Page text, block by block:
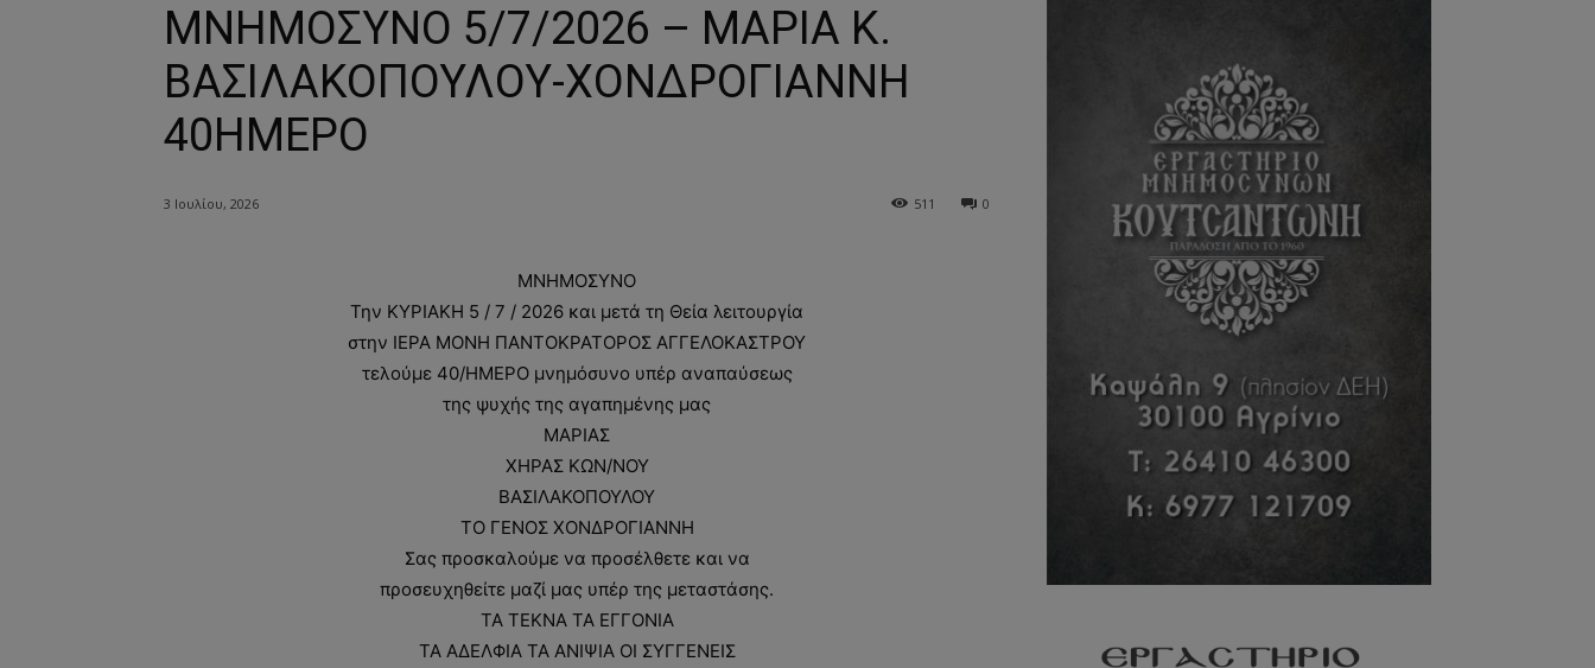
ΜΝΗΜΟΣΥΝΟ 5/7/2026 – ΜΑΡΙΑ Κ.
ΒΑΣΙΛΑΚΟΠΟΥΛΟΥ-ΧΟΝΔΡΟΓΙΑΝΝΗ
40ΗΜΕΡΟ
3 Ιουλίου, 2026 0
511
ΜΝΗΜΟΣΥΝΟ
Την ΚΥΡΙΑΚΗ 5 / 7 / 2026 και μετά τη Θεία λειτουργία
στην ΙΕΡΑ ΜΟΝΗ ΠΑΝΤΟΚΡΑΤΟΡΟΣ ΑΓΓΕΛΟΚΑΣΤΡΟΥ
τελούμε 40/ΗΜΕΡΟ μνημόσυνο υπέρ αναπαύσεως
της ψυχής της αγαπημένης μας
ΜΑΡΙΑΣ
ΧΗΡΑΣ ΚΩΝ/ΝΟΥ
ΒΑΣΙΛΑΚΟΠΟΥΛΟΥ
ΤΟ ΓΕΝΟΣ ΧΟΝΔΡΟΓΙΑΝΝΗ
Σας προσκαλούμε να προσέλθετε και να
προσευχηθείτε μαζί μας υπέρ της μεταστάσης.
ΤΑ ΤΕΚΝΑ ΤΑ ΕΓΓΟΝΙΑ
ΤΑ ΑΔΕΛΦΙΑ ΤΑ ΑΝΙΨΙΑ ΟΙ ΣΥΓΓΕΝΕΙΣ